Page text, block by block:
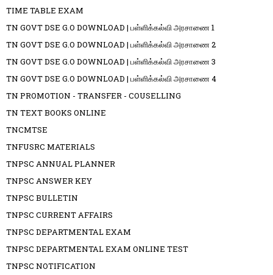
TIME TABLE EXAM
TN GOVT DSE G.O DOWNLOAD | பள்ளிக்கல்வி அரசாணை 1
TN GOVT DSE G.O DOWNLOAD | பள்ளிக்கல்வி அரசாணை 2
TN GOVT DSE G.O DOWNLOAD | பள்ளிக்கல்வி அரசாணை 3
TN GOVT DSE G.O DOWNLOAD | பள்ளிக்கல்வி அரசாணை 4
TN PROMOTION - TRANSFER - COUSELLING
TN TEXT BOOKS ONLINE
TNCMTSE
TNFUSRC MATERIALS
TNPSC ANNUAL PLANNER
TNPSC ANSWER KEY
TNPSC BULLETIN
TNPSC CURRENT AFFAIRS
TNPSC DEPARTMENTAL EXAM
TNPSC DEPARTMENTAL EXAM ONLINE TEST
TNPSC NOTIFICATION